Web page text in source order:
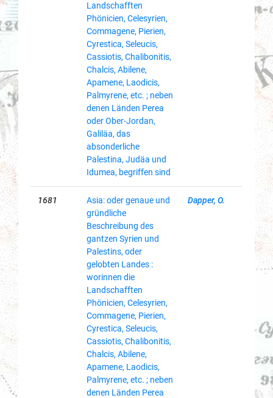
Landschafften
Phönicien, Celesyrien,
Commagene, Pierien,
Cyrestica, Seleucis,
Cassiotis, Chalibonitis,
Chalcis, Abilene,
Apamene, Laodicis,
Palmyrene, etc. ; neben
denen Länden Perea
oder Ober-Jordan,
Galiläa, das
absonderliche
Palestina, Judäa und
Idumea, begriffen sind
1681
Asia: oder genaue und
gründliche
Beschreibung des
gantzen Syrien und
Palestins, oder
gelobten Landes :
worinnen die
Landschafften
Phönicien, Celesyrien,
Commagene, Pierien,
Cyrestica, Seleucis,
Cassiotis, Chalibonitis,
Chalcis, Abilene,
Apamene, Laodicis,
Palmyrene, etc. ; neben
denen Länden Perea
Dapper, O.